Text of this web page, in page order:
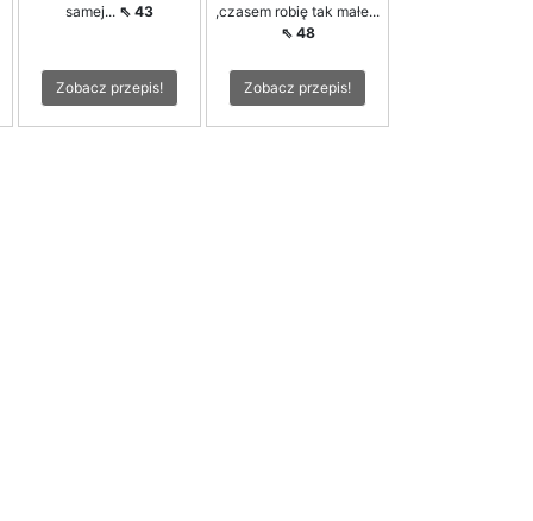
samej... ⇖ 43
Zobacz przepis!
,czasem robię tak małe...
⇖ 48
Zobacz przepis!